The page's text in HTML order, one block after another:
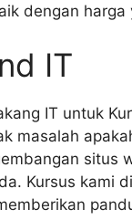
dengan harga
IT
IT untuk
masalah
situs
Kursus kami